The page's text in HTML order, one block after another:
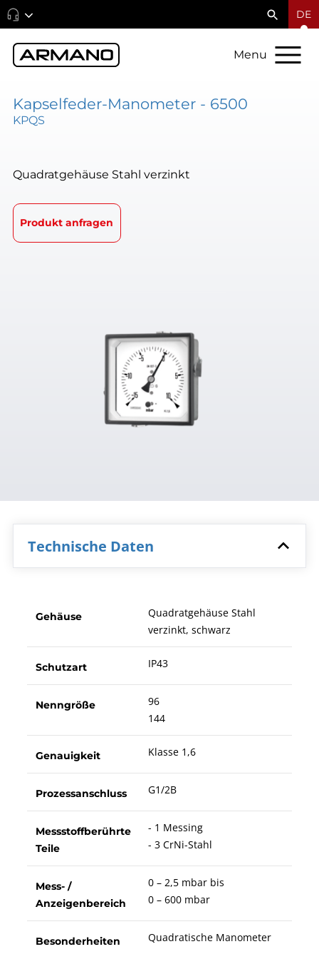
DE
Menu
Kapselfeder-Manometer - 6500
KPQS
Quadratgehäuse Stahl verzinkt
Produkt anfragen
Technische Daten
Gehäuse
Quadratgehäuse Stahl
verzinkt, schwarz
Schutzart IP43
Nenngröße
96
144
Genauigkeit Klasse 1,6
Prozessanschluss G1/2B
Messstoffberührte
Teile
- 1 Messing
- 3 CrNi-Stahl
Mess- /
Anzeigenbereich
0 – 2,5 mbar bis
0 – 600 mbar
Besonderheiten Quadratische Manometer